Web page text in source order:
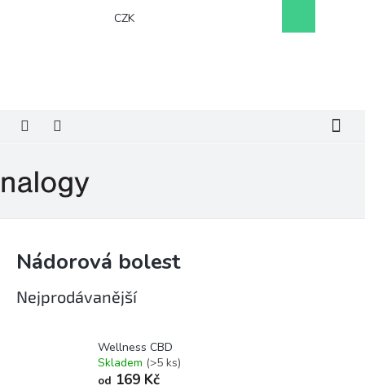
CZK
košík
Nádorová bolest
Nejprodávanější
Wellness CBD
Skladem (>5 ks)
od 169 Kč